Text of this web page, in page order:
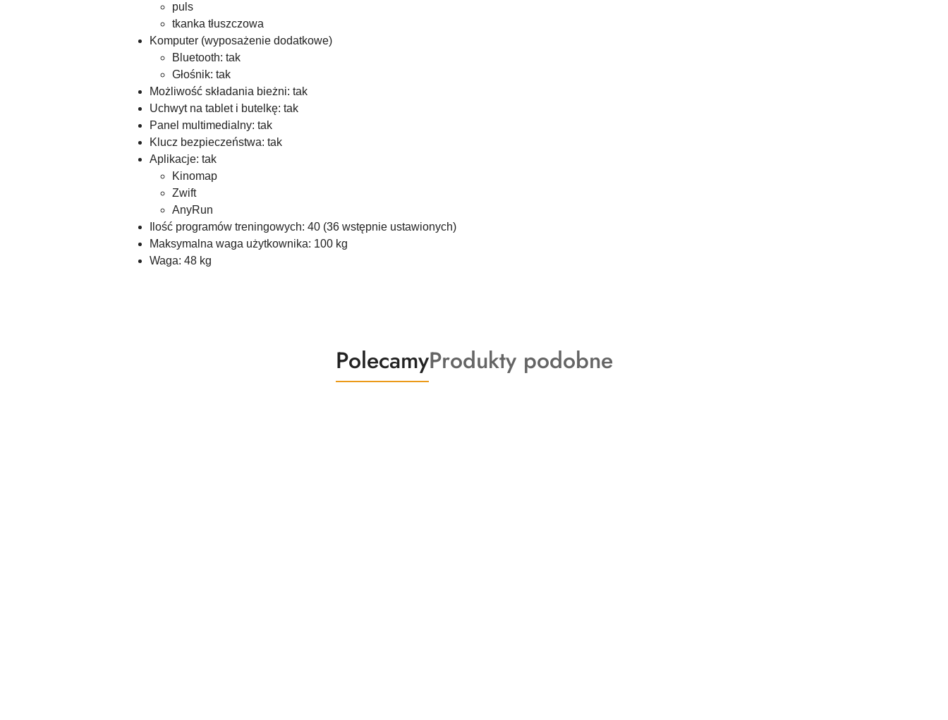
puls
tkanka tłuszczowa
Komputer (wyposażenie dodatkowe)
Bluetooth: tak
Głośnik: tak
Możliwość składania bieżni: tak
Uchwyt na tablet i butelkę: tak
Panel multimedialny: tak
Klucz bezpieczeństwa: tak
Aplikacje: tak
Kinomap
Zwift
AnyRun
Ilość programów treningowych: 40 (36 wstępnie ustawionych)
Maksymalna waga użytkownika: 100 kg
Waga: 48 kg
Produkty
o
PolecamyProdukty
o
Produkty podobne